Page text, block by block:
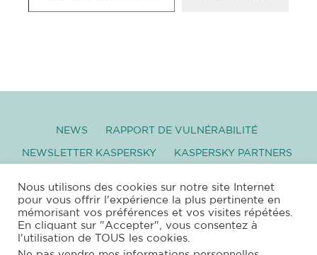
NEWS RAPPORT DE VULNÉRABILITÉ
NEWSLETTER KASPERSKY KASPERSKY PARTNERS
–SITEMAP |XML|RSS |PROTECTION DES
DONNÉES PERSONNELLES
LÉGALES|NEWSLETTER –
Nous utilisons des cookies sur notre site Internet
pour vous offrir l'expérience la plus pertinente en
mémorisant vos préférences et vos visites répétées.
En cliquant sur "Accepter", vous consentez à
l'utilisation de TOUS les cookies.